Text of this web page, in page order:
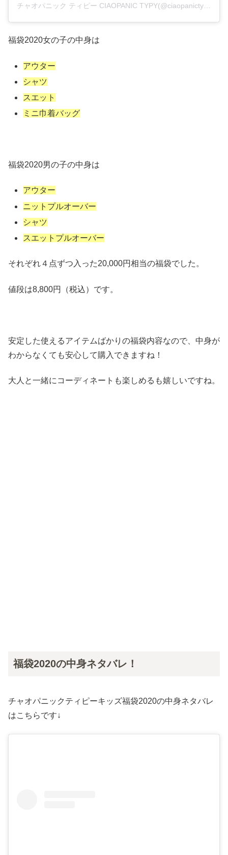
福袋2020女の子の中身は
アウター
シャツ
スエット
ミニ巾着バッグ
福袋2020男の子の中身は
アウター
ニットプルオーバー
シャツ
スエットプルオーバー
それぞれ４点ずつ入った20,000円相当の福袋でした。
値段は8,800円（税込）です。
安定した使えるアイテムばかりの福袋内容なので、中身が
わからなくても安心して購入できますね！
大人と一緒にコーディネートも楽しめるも嬉しいですね。
福袋2020の中身ネタバレ！
チャオパニックティピーキッズ福袋2020の中身ネタバレ
はこちらです↓